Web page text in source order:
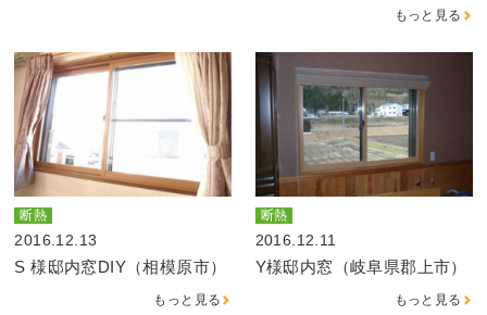
もっと見る
断熱
2016.12.13
S 様邸内窓DIY（相模原市）
もっと見る
断熱
2016.12.11
Y様邸内窓（岐阜県郡上市）
もっと見る